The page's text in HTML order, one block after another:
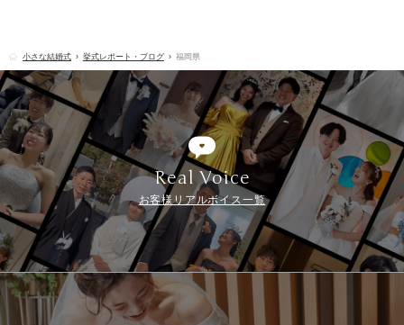
小さな結婚式 挙式レポート・ブログ 福岡県
Real Voice
お客様リアルボイス一覧